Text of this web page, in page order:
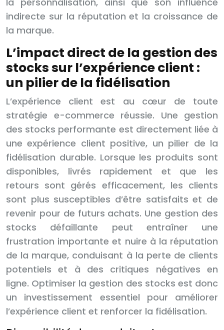
indirecte sur la réputation et la croissance de
la marque.
L’impact direct de la gestion des
stocks sur l’expérience client :
un pilier de la fidélisation
L’expérience client est au cœur de toute
stratégie e-commerce réussie. Une gestion
des stocks performante est directement liée à
une expérience client positive, un pilier de la
fidélisation durable. Lorsque les produits sont
disponibles, livrés rapidement et que les
retours sont gérés efficacement, les clients
sont plus susceptibles d’être satisfaits et de
revenir pour de futurs achats. Une gestion des
stocks défaillante peut entraîner une
frustration importante et nuire à la réputation
de la marque, conduisant à la perte de clients
potentiels et à des critiques négatives en
ligne. Optimiser la gestion des stocks est donc
un investissement essentiel pour améliorer
l’expérience client et renforcer la fidélisation.